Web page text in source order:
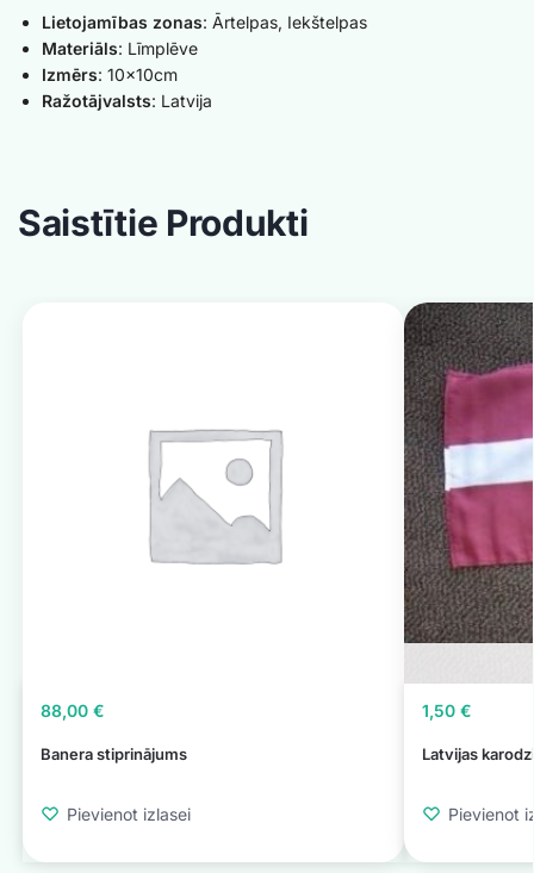
Lietojamības zonas: Ārtelpas, Iekštelpas
Materiāls: Līmplēve
Izmērs: 10x10cm
Ražotājvalsts: Latvija
Saistītie Produkti
Banera stiprinājums
88,00 €
Pievienot izlasei
Latvijas
1,50 €
Pievienot